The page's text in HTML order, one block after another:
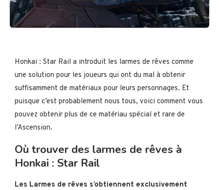
Honkai : Star Rail a introduit les larmes de rêves comme
une solution pour les joueurs qui ont du mal à obtenir
suffisamment de matériaux pour leurs personnages. Et
puisque c’est probablement nous tous, voici comment vous
pouvez obtenir plus de ce matériau spécial et rare de
l’Ascension.
Où trouver des larmes de rêves à
Honkai : Star Rail
Les Larmes de rêves s’obtiennent exclusivement